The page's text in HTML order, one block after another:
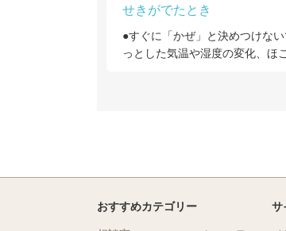
せきがでたとき
●すぐに「かぜ」と決めつけな
っとした気温や湿度の変化、ほ
おすすめカテゴリー サ